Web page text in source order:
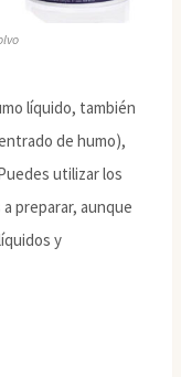
líquido, también
de humo),
utilizar los
preparar, aunque
y